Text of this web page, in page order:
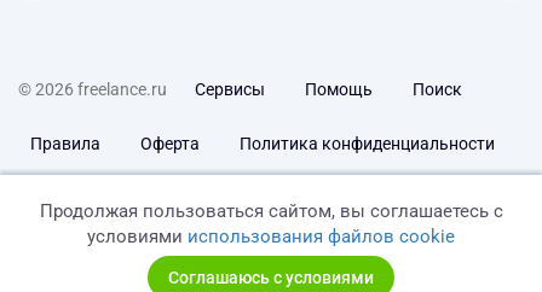
© 2026 freelance.ru Сервисы Помощь Поиск
Правила Оферта Политика конфиденциальности
Продолжая пользоваться сайтом, вы соглашаетесь с
условиями использования файлов cookie
Соглашаюсь с условиями